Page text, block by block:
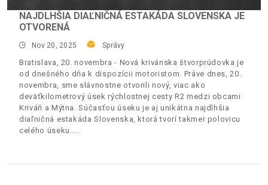
NAJDLHŠIA DIAĽNIČNÁ ESTAKÁDA SLOVENSKA JE
OTVORENÁ
Nov 20, 2025 Správy
Bratislava, 20. novembra - Nová krivánska štvorprúdovka je
od dnešného dňa k dispozícii motoristom. Práve dnes, 20.
novembra, sme slávnostne otvorili nový, viac ako
deväťkilometrový úsek rýchlostnej cesty R2 medzi obcami
Kriváň a Mýtna. Súčasťou úseku je aj unikátna najdlhšia
diaľničná estakáda Slovenska, ktorá tvorí takmer polovicu
celého úseku.